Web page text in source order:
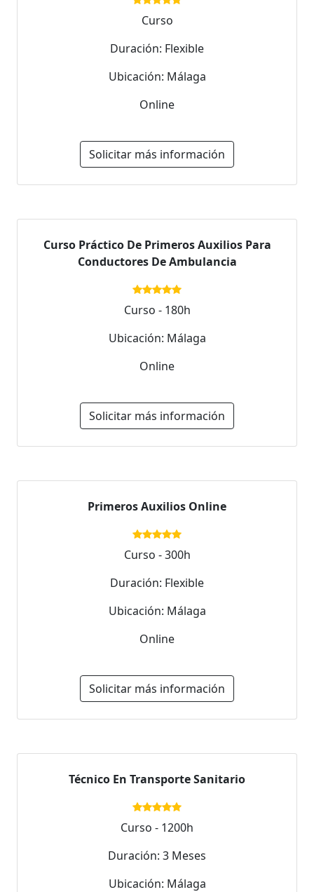
Curso
Duración: Flexible
Ubicación: Málaga
Online
Solicitar más información
Curso Práctico De Primeros Auxilios Para
Conductores De Ambulancia
Curso - 180h
Ubicación: Málaga
Online
Solicitar más información
Primeros Auxilios Online
Curso - 300h
Duración: Flexible
Ubicación: Málaga
Online
Solicitar más información
Técnico En Transporte Sanitario
Curso - 1200h
Duración: 3 Meses
Ubicación: Málaga